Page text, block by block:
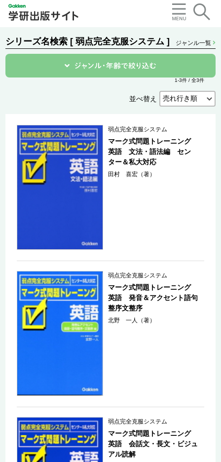
シリーズ名検索 [ 弱点完全克服システム ] ジャンル一覧
1-3件 / 全3件
並べ替え
弱点完全克服システム
マーク式問題トレーニング
英語 文法・語法編 セン
ター＆私大対応
田村 喜宏（著）
弱点完全克服システム
マーク式問題トレーニング
英語 発音＆アクセント語句
整序文整序
北野 一人（著）
弱点完全克服システム
マーク式問題トレーニング
英語 会話文・長文・ビジュ
アル読解